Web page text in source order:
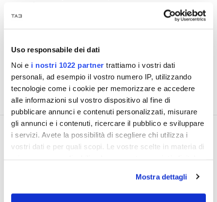
Uso responsabile dei dati
Noi e i nostri 1022 partner trattiamo i vostri dati
personali, ad esempio il vostro numero IP, utilizzando
tecnologie come i cookie per memorizzare e accedere
alle informazioni sul vostro dispositivo al fine di
pubblicare annunci e contenuti personalizzati, misurare
gli annunci e i contenuti, ricercare il pubblico e sviluppare
i servizi. Avete la possibilità di scegliere chi utilizza i
vostri dati e per quali scopi. Le vostre scelte in materia di
modificare o revocare il proprio consenso in qualsiasi
momento dalla Dichiarazione sui cookie o facendo clic
Mostra dettagli
Que vous aménageiez votre salon ou votre bureau, vous
des prix réduits lors des soldes.
Découvrez nos offres sur Tecno Arredo 3 et transformez votre
environnement avec style et fonctionnalité.
Service client dédié
Tél